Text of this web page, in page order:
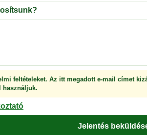
feltételeket. Az itt megadott e-mail címet
használjuk.
Jelentés